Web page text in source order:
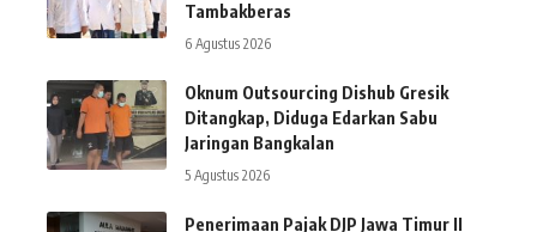
Tambakberas
6 Agustus 2026
Oknum Outsourcing Dishub Gresik
Ditangkap, Diduga Edarkan Sabu
Jaringan Bangkalan
5 Agustus 2026
Penerimaan Pajak DJP Jawa Timur II